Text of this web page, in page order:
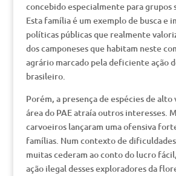
concebido especialmente para grupos
Esta família é um exemplo de busca e
políticas públicas que realmente
dos camponeses que habitam neste
agrário marcado pela deficiente ação
brasileiro.
Porém, a presença de espécies de
área do PAE atraía outros interesses.
carvoeiros lançaram uma ofensiva
famílias. Num contexto de
muitas cederam ao conto do lucro
ação ilegal desses exploradores da